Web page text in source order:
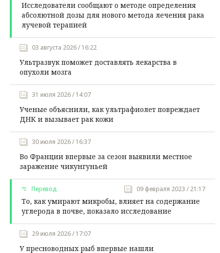
Исследователи сообщают о методе определения
абсолютной дозы для нового метода лечения рака
лучевой терапией
03 августа 2026 / 16:22
Ультразвук поможет доставлять лекарства в
опухоли мозга
31 июля 2026 / 14:07
Ученые объяснили, как ультрафиолет повреждает
ДНК и вызывает рак кожи
30 июля 2026 / 16:37
Во Франции впервые за сезон выявили местное
заражение чикунгуньей
Перевод 09 февраля 2023 / 21:17
То, как умирают микробы, влияет на содержание
углерода в почве, показало исследование
29 июля 2026 / 17:07
У пресноводных рыб впервые нашли